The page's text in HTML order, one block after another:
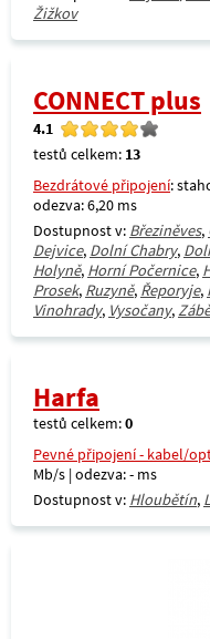
Žižkov
CONNECT plus
4.1
testů celkem: 13
Bezdrátové připojení:
odezva: 6,20 ms
Dostupnost v: Březiněves,
Dejvice, Dolní Chabry,
Holyně, Horní Počernice,
Prosek, Ruzyně, Řeporyje,
Vinohrady, Vysočany,
Harfa
testů celkem:0
Pevné připojení - kabel/
Mb/s | odezva: - ms
Dostupnost v: Hloubětín,